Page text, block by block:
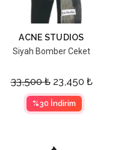
ACNE STUDIOS
Siyah Bomber Ceket
33,500₺ 23,450 ₺
%30 İndirim